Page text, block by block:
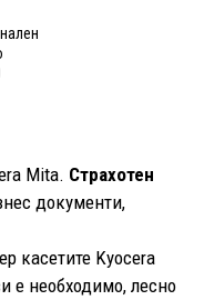
Mita. Страхотен
документи,
касетите Kyocera
е необходимо, лесно